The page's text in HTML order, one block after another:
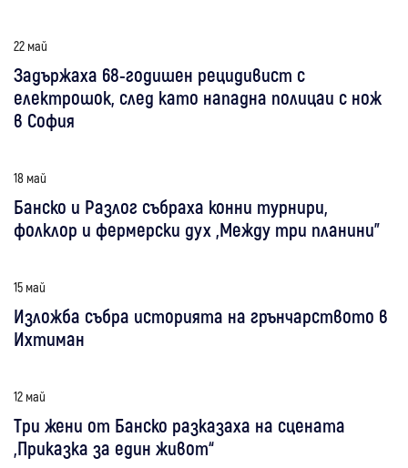
22 май
Задържаха 68-годишен рецидивист с
електрошок, след като нападна полицаи с нож
в София
18 май
Банско и Разлог събраха конни турнири,
фолклор и фермерски дух „Между три планини”
15 май
Изложба събра историята на грънчарството в
Ихтиман
12 май
Три жени от Банско разказаха на сцената
„Приказка за един живот“